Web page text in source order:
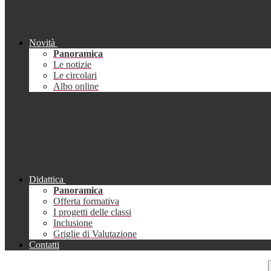
Novità
Panoramica
Le notizie
Le circolari
Albo online
Didattica
Panoramica
Offerta formativa
I progetti delle classi
Inclusione
Griglie di Valutazione
Contatti